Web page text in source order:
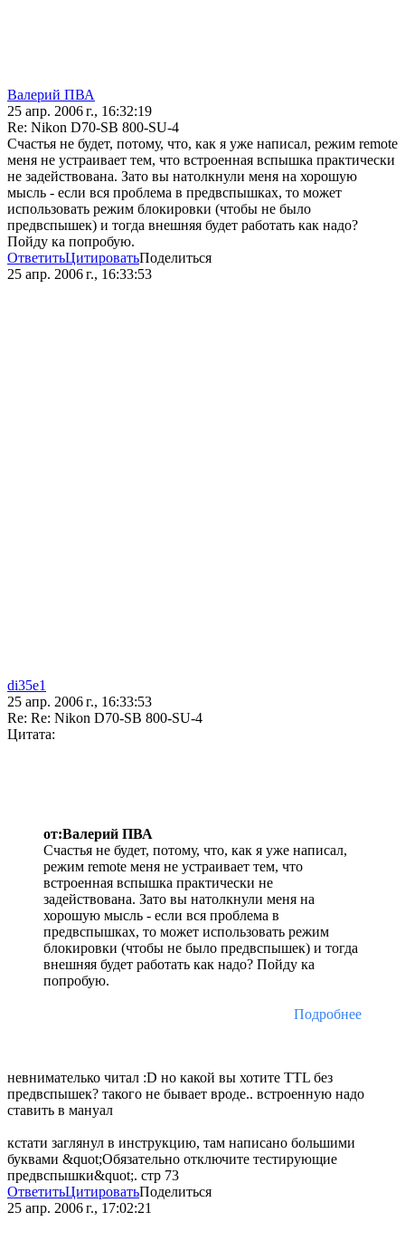
Валерий ПВА
25 апр. 2006 г., 16:32:19
Re: Nikon D70-SB 800-SU-4
Счастья не будет, потому, что, как я уже написал, режим remote
меня не устраивает тем, что встроенная вспышка практически
не задействована. Зато вы натолкнули меня на хорошую
мысль - если вся проблема в предвспышках, то может
использовать режим блокировки (чтобы не было
предвспышек) и тогда внешняя будет работать как надо?
Пойду ка попробую.
ОтветитьЦитироватьПоделиться
25 апр. 2006 г., 16:33:53
di35e1
25 апр. 2006 г., 16:33:53
Re: Re: Nikon D70-SB 800-SU-4
Цитата:
от:Валерий ПВА
Счастья не будет, потому, что, как я уже написал,
режим remote меня не устраивает тем, что
встроенная вспышка практически не
задействована. Зато вы натолкнули меня на
хорошую мысль - если вся проблема в
предвспышках, то может использовать режим
блокировки (чтобы не было предвспышек) и тогда
внешняя будет работать как надо? Пойду ка
попробую.
Подробнее
невнимателько читал :D но какой вы хотите TTL без
предвспышек? такого не бывает вроде.. встроенную надо
ставить в мануал
кстати заглянул в инструкцию, там написано большими
буквами &quot;Обязательно отключите тестирующие
предвспышки&quot;. стр 73
ОтветитьЦитироватьПоделиться
25 апр. 2006 г., 17:02:21